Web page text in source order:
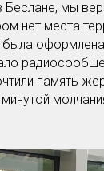
Беслане, мы
нет места
была оформлена
память